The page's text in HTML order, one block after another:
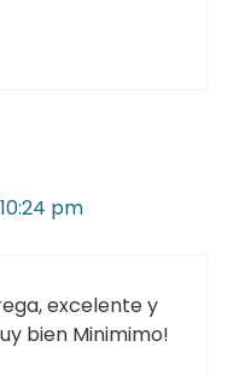
pm
excelente y
bien Minimimo!